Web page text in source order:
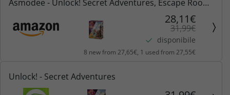
Asmodee - Unlock! Secret Adventures, Escape Room
in un Gioco da Tavolo, 1-6 Giocatori, 10+ Anni,
Edizione in Italiano
28,11€
31,99€
disponibile
8 new from 27,65€, 1 used from 27,55€
Unlock! - Secret Adventures